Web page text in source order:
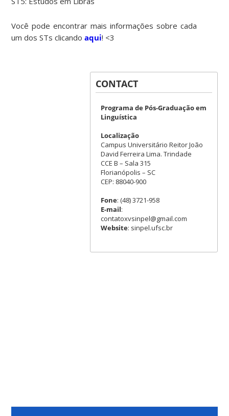
Você pode encontrar mais informações sobre cada
um dos STs clicandoaqui! <3
CONTACT
Programa de Pós-Graduação em
Linguística
Localização
Campus Universitário Reitor João
David Ferreira Lima. Trindade
CCE B – Sala 315
Florianópolis – SC
CEP: 88040-900
Fone: (48) 3721-958
E-mail:
contatoxvsinpel@gmail.com
Website: sinpel.ufsc.br